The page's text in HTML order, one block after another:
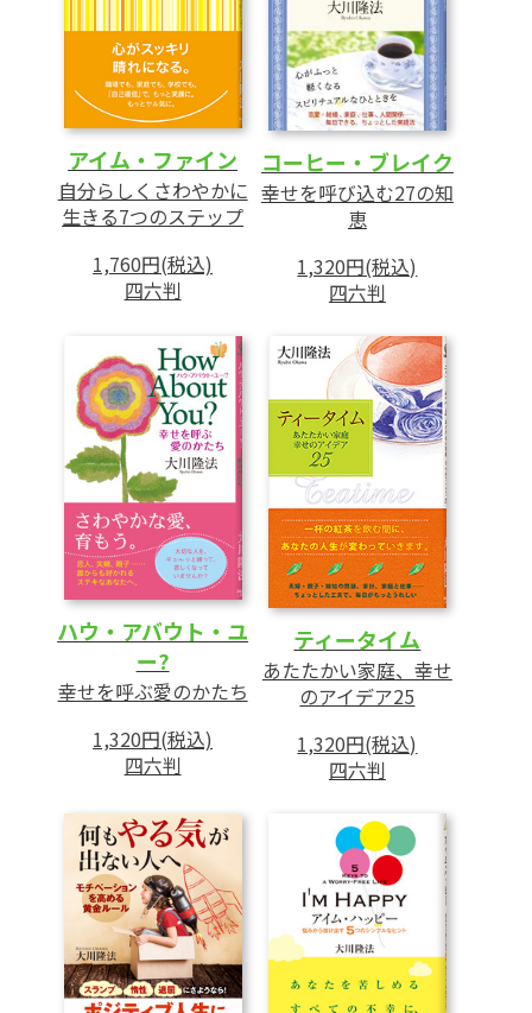
6 人の輪のなかに溶け込めない人へ
7 人に信頼されない人へ
8 頭の悪さを嘆く人へ
9 大志を抱いても実現しない人へ
10 悲観的な発想しかできない人へ
11 他人に知られたくないウソがある人へ
第3章 女性・家庭の「幸福になれない」症候
――悩み多き現代女性に贈る、悩まない
コツ
1 夫の愛情不足を嘆く人へ
2 姑の愚痴、小言を聞かされて参っている
人へ
3 子供のできが悪くて悩む人へ
4 病人を抱えて悩む人へ
5 結婚相手が見つからない人へ
6 家庭内暴力に悩む人へ
第4章 サラリーマンの「幸福になれない」症
――ますます厳しくなるビジネス社会を
1 時間の使い方がへたな人へ
2 交渉べたの人へ
3 上司とうまくいかない人へ
4 窓際族、左遷で悩む人へ
5 転職に悩む人へ
6 借金、貧乏に悩む人へ
アイム・ファイン
自分らしくさわやかに
生きる7つのステップ
1,760円(税込)
四六判
コーヒー・ブレイク
幸せを呼び込む27の知
恵
1,320円(税込)
四六判
ハウ・アバウト・ユ
ー?
幸せを呼ぶ愛のかたち
1,320円(税込)
四六判
ティータイム
あたたかい家庭、幸せ
のアイデア25
1,320円(税込)
四六判